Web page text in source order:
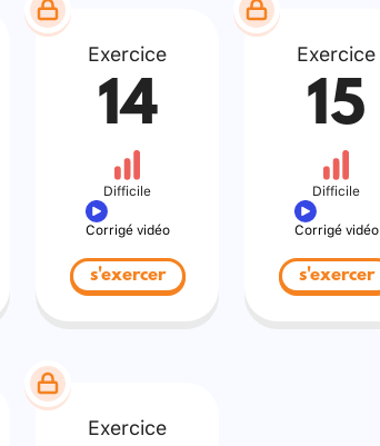
Exercice
14
Difficile
Corrigé vidéo
s'exercer
Exercice
15
Difficile
Corrigé vidéo
s'exercer
Exercice